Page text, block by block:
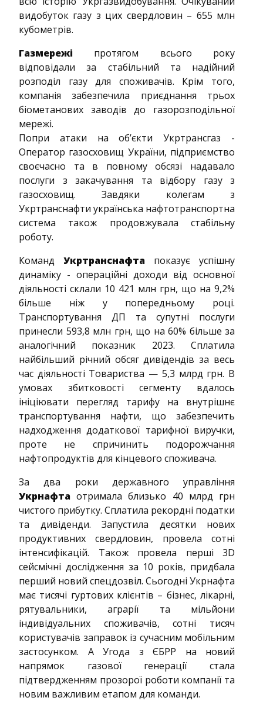
видобуток газу з цих свердловин – 655 млн
кубометрів.
Газмережі протягом всього року
відповідали за стабільний та надійний
розподіл газу для споживачів. Крім того,
компанія забезпечила приєднання трьох
біометанових заводів до газорозподільної
мережі.
Попри атаки на об’єкти Укртрансгаз -
Оператор газосховищ України, підприємство
своєчасно та в повному обсязі надавало
послуги з закачування та відбору газу з
газосховищ. Завдяки колегам з
Укртранснафти українська нафтотранспортна
система також продовжувала стабільну
роботу.
Команд Укртранснафта показує успішну
динаміку - операційні доходи від основної
діяльності склали 10 421 млн грн, що на 9,2%
більше ніж у попередньому році.
Транспортування ДП та супутні послуги
принесли 593,8 млн грн, що на 60% більше за
аналогічний показник 2023. Сплатила
найбільший річний обсяг дивідендів за весь
час діяльності Товариства — 5,3 млрд грн. В
умовах збитковості сегменту вдалось
ініціювати перегляд тарифу на внутрішнє
транспортування нафти, що забезпечить
надходження додаткової тарифної виручки,
проте не спричинить подорожчання
нафтопродуктів для кінцевого споживача.
За два роки державного управління
Укрнафта отримала близько 40 млрд грн
чистого прибутку. Сплатила рекордні податки
та дивіденди. Запустила десятки нових
продуктивних свердловин, провела сотні
інтенсифікацій. Також провела перші 3D
сейсмічні дослідження за 10 років, придбала
перший новий спецдозвіл. Сьогодні Укрнафта
має тисячі гуртових клієнтів – бізнес, лікарні,
рятувальники, аграрії та мільйони
індивідуальних споживачів, сотні тисяч
користувачів заправок із сучасним мобільним
застосунком. А Угода з ЄБРР на новий
напрямок газової генерації стала
підтвердженням прозорої роботи компанії та
новим важливим етапом для команди.